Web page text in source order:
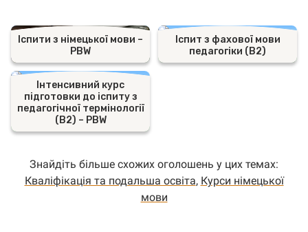
Іспити з німецької мови –
PBW
Іспит з фахової мови
педагогіки (B2)
Інтенсивний курс
підготовки до іспиту з
педагогічної термінології
(B2) – PBW
Знайдіть більше схожих оголошень у цих темах:
Кваліфікація тa подальшa освітa, Курси німецької
мови